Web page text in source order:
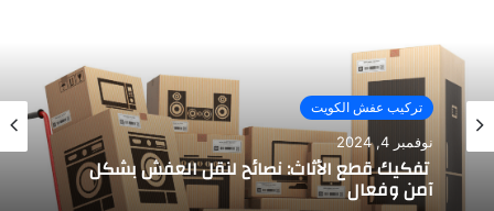
تركيب عفش الكويت
نوفمبر 4, 2024
تفكيك قطع الأثاث: نصائح لنقل العفش بشكل
آمن وفعال